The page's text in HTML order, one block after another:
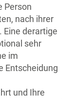
Person
nach ihrer
Eine derartige
sehr
im
Entscheidung
und Ihre